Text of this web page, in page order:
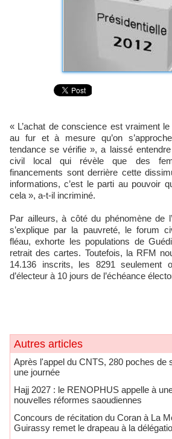
« L’achat de conscience est vraiment
au fur et à mesure qu’on
tendance se vérifie », a laissé
civil local qui révèle que des
financements sont derrière cette
informations, c’est le parti au pouvoir
cela », a-t-il incriminé.
Par ailleurs, à côté du phénomène de
s’explique par la pauvreté, le forum
fléau, exhorte les populations de
retrait des cartes. Toutefois, la RFM
14.136 inscrits, les 8291 seulement
d’électeur à 10 jours de l’échéance
Autres articles
Après l'appel du CNTS, 280 poches de
une journée
Hajj 2027 : le RENOPHUS appelle à
nouvelles réformes saoudiennes
Concours de récitation du Coran à La
Guirassy remet le drapeau à la